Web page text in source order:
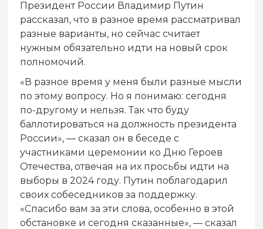
Президент России Владимир Путин
рассказал, что в разное время рассматривал
разные варианты, но сейчас считает
нужным обязательно идти на новый срок
полномочий.
«В разное время у меня были разные мысли
по этому вопросу. Но я понимаю: сегодня
по-другому и нельзя. Так что буду
баллотироваться на должность президента
России», — сказал он в беседе с
участниками церемонии ко Дню Героев
Отечества, отвечая на их просьбы идти на
выборы в 2024 году. Путин поблагодарил
своих собеседников за поддержку.
«Спасибо вам за эти слова, особенно в этой
обстановке и сегодня сказанные», — сказал